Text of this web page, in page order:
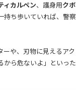
ィカルペン、護身用クボ
持ち歩いていれば、警察
ーや、刃物に見えるアク
から危ないよ」といった